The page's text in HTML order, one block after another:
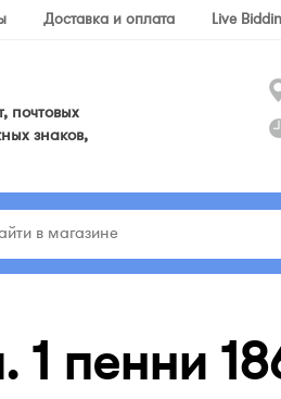
Доставка и оплата Live
почтовых
знаков,
пенни